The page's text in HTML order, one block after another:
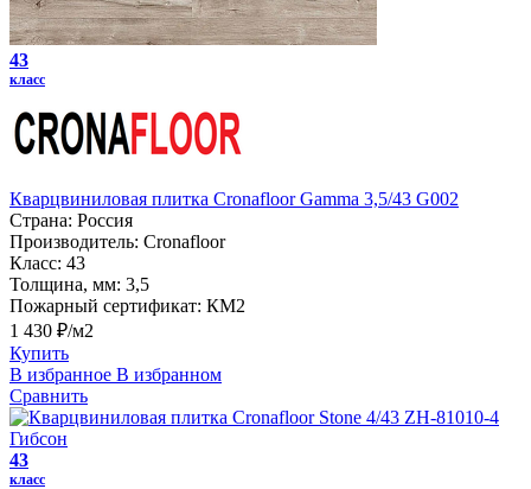
43
класс
Кварцвиниловая плитка Cronafloor Gamma 3,5/43 G002
Страна: Россия
Производитель: Cronafloor
Класс: 43
Толщина, мм: 3,5
Пожарный сертификат: КМ2
1 430 ₽/м2
Купить
В избранное В избранном
Сравнить
43
класс